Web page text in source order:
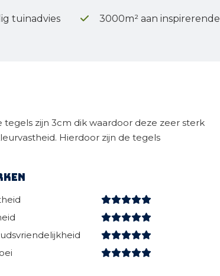
tuinadvies 3000m² aan
zijn 3cm dik waardoor deze zeer sterk
Hierdoor zijn de tegels